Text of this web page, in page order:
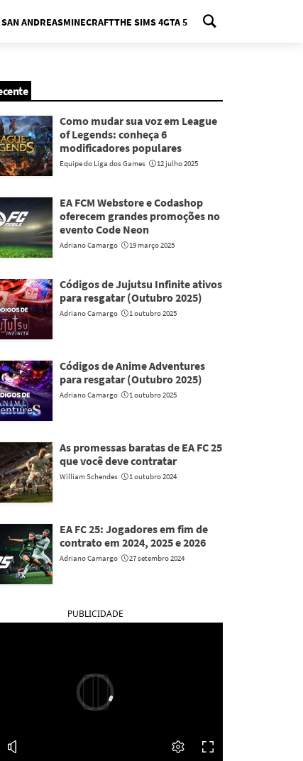
ANDREASMINECRAFTTHE SIMS 4GTA 5
Como mudar sua voz em League
of Legends: conheça 6
modificadores populares
Equipe do Liga dos Games 12 julho 2025
EA FCM Webstore e Codashop
oferecem grandes promoções no
evento Code Neon
Adriano Camargo 19 março 2025
Códigos de Jujutsu Infinite ativos
para resgatar (Outubro 2025)
Adriano Camargo 1 outubro 2025
Códigos de Anime Adventures
para resgatar (Outubro 2025)
Adriano Camargo 1 outubro 2025
As promessas baratas de EA FC 25
que você deve contratar
William Schendes 1 outubro 2024
EA FC 25: Jogadores em fim de
contrato em 2024, 2025 e 2026
Adriano Camargo 27 setembro 2024
PUBLICIDADE